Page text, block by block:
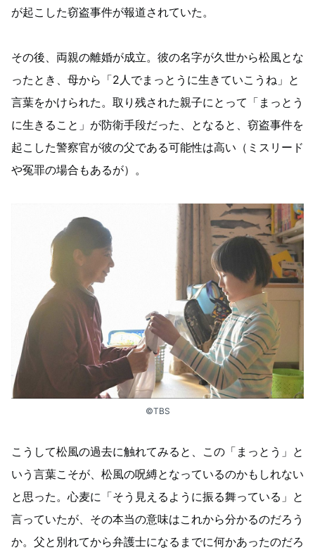
が起こした窃盗事件が報道されていた。
その後、両親の離婚が成立。彼の名字が久世から松風とな
ったとき、母から「2人でまっとうに生きていこうね」と
言葉をかけられた。取り残された親子にとって「まっとう
に生きること」が防衛手段だった、となると、窃盗事件を
起こした警察官が彼の父である可能性は高い（ミスリード
や冤罪の場合もあるが）。
©TBS
こうして松風の過去に触れてみると、この「まっとう」と
いう言葉こそが、松風の呪縛となっているのかもしれない
と思った。心麦に「そう見えるように振る舞っている」と
言っていたが、その本当の意味はこれから分かるのだろう
か。父と別れてから弁護士になるまでに何かあったのだろ